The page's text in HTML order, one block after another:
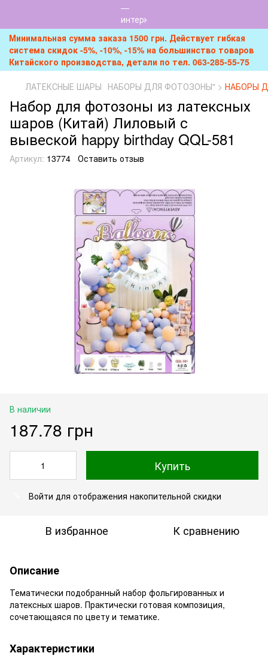
Минимальная сумма заказа 1500 грн. Действует гибкая
система скидок -5%, -10%, -15% на большинство товаров
Китайского производства, детали по тел. 063-285-55-75
ЛАТЕКСНЫЕ ШАРЫ НАБОРЫ ДЛЯ ФОТОЗОНЫ" > НАБОРЫ
Набор для фотозоны из латексных
шаров (Китай) Лиловый с
вывеской happy birthday QQL-581
Артикул: 13774 Оставить отзыв
В наличии
187.78 грн
Купить
Войти для отображения накопительной скидки
В избранное К сравнению
Описание
Тематически подобранный набор фольгированных и
латексных шаров. Практически готовая композиция,
сочетающаяся по цвету и тематике.
Характеристики